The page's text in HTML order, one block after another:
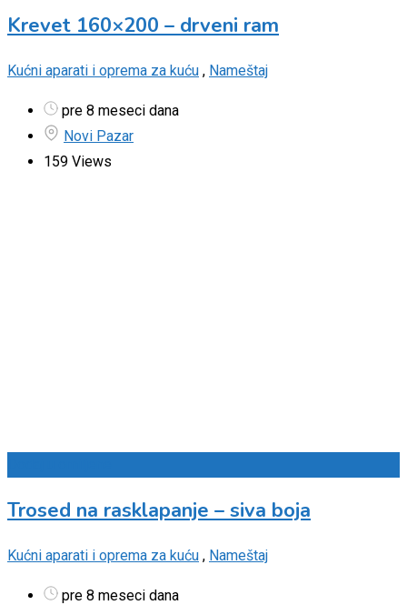
Krevet 160×200 – drveni ram
Kućni aparati i oprema za kuću , Nameštaj
pre 8 meseci dana
Novi Pazar
159 Views
Trosed na rasklapanje – siva boja
Kućni aparati i oprema za kuću , Nameštaj
pre 8 meseci dana